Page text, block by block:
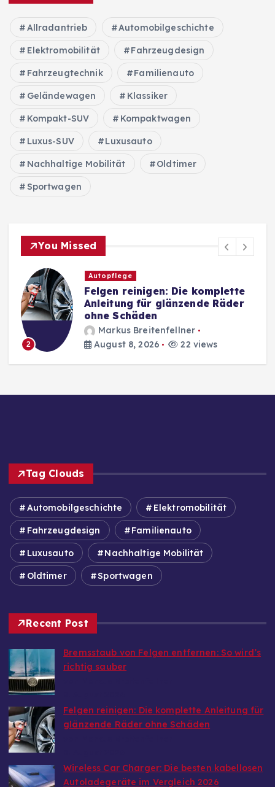
Allradantrieb Automobilgeschichte
Elektromobilität Fahrzeugdesign
Fahrzeugtechnik Familienauto
Geländewagen Klassiker
Kompakt-SUV Kompaktwagen
Luxus-SUV Luxusauto
Nachhaltige Mobilität Oldtimer
Sportwagen
You Missed
2
Autopflege
Felgen reinigen: Die komplette
Anleitung für glänzende Räder
ohne Schäden
Markus Breitenfellner
August 8, 2026
22 views
Tag Clouds
Automobilgeschichte Elektromobilität
Fahrzeugdesign Familienauto
Luxusauto Nachhaltige Mobilität
Oldtimer Sportwagen
Recent Post
Bremsstaub von Felgen entfernen: So wird’s
richtig sauber
Felgen reinigen: Die komplette Anleitung für
glänzende Räder ohne Schäden
Wireless Car Charger: Die besten kabellosen
Autoladegeräte im Vergleich 2026